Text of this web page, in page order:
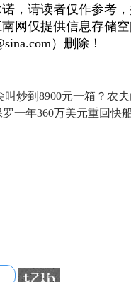
，请读者仅作参考
网仅提供信息存储
）删除！
叫炒到8900元一箱？农
一年360万美元重回快